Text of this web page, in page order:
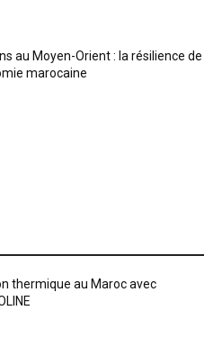
au Moyen-Orient : la résilience de
marocaine
thermique au Maroc avec